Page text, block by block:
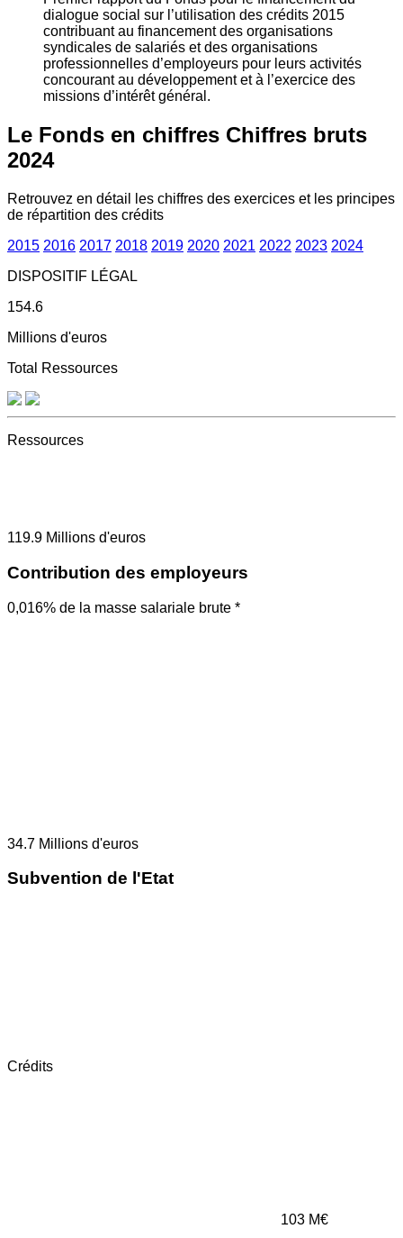
dialogue social sur l’utilisation des crédits 2015
contribuant au financement des organisations
syndicales de salariés et des organisations
professionnelles d’employeurs pour leurs activités
concourant au développement et à l’exercice des
missions d’intérêt général.
Le Fonds en chiffres Chiffres bruts
2024
Retrouvez en détail les chiffres des exercices et les principes
de répartition des crédits
2015 2016 2017 2018 2019 2020 2021 2022 2023 2024
DISPOSITIF LÉGAL
154.6
Millions d'euros
Total Ressources
Ressources
119.9 Millions d'euros
Contribution des employeurs
0,016% de la masse salariale brute *
34.7 Millions d'euros
Subvention de l'Etat
Crédits
103 M€